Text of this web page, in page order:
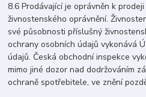
8.6 Prodávající je oprávněn k
živnostenského oprávnění.
své působnosti příslušný
ochrany osobních údajů vykonává
údajů. Česká obchodní inspekce
mimo jiné dozor nad dodržováním
ochraně spotřebitele, ve znění